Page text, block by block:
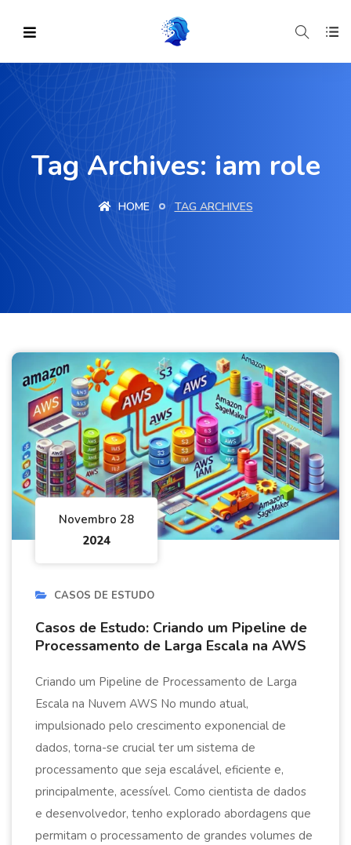
Tag Archives: iam role
HOME TAG ARCHIVES
Novembro 28
2024
CASOS DE ESTUDO
Casos de Estudo: Criando um Pipeline de
Processamento de Larga Escala na AWS
Criando um Pipeline de Processamento de Larga
Escala na Nuvem AWS No mundo atual,
impulsionado pelo crescimento exponencial de
dados, torna-se crucial ter um sistema de
processamento que seja escalável, eficiente e,
principalmente, acessível. Como cientista de dados
e desenvolvedor, tenho explorado abordagens que
permitam o processamento de grandes volumes de